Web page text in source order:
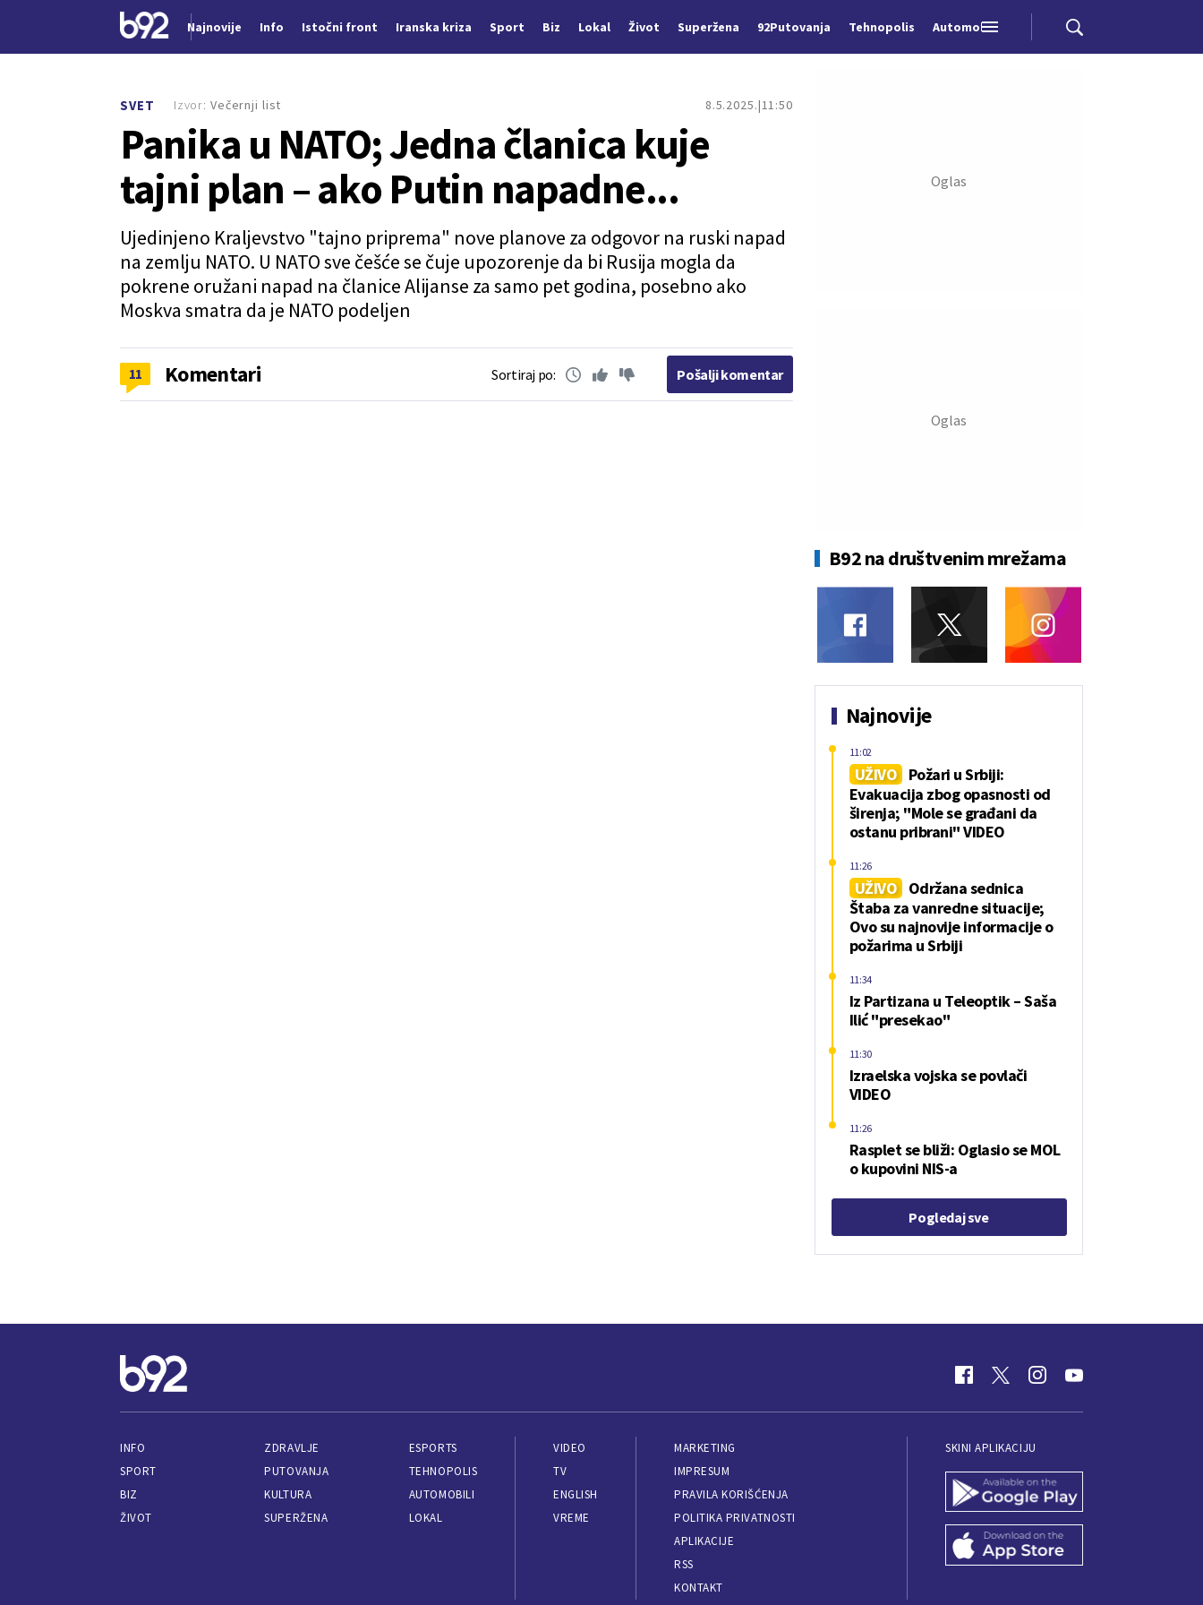
Najnovije Info Istočni front Iranska kriza Sport Biz Lokal Život Superžena 92Putovanja Tehnopolis Automobili
SVET 8.5.2025. 11:50
Panika u NATO; Jedna članica kuje
tajni plan – ako Putin napadne...
Ujedinjeno Kraljevstvo "tajno priprema" nove planove za odgovor na ruski napad
na zemlju NATO. U NATO sve češće se čuje upozorenje da bi Rusija mogla da
pokrene oružani napad na članice Alijanse za samo pet godina, posebno ako
Moskva smatra da je NATO podeljen
Izvor: Večernji list
11 Komentari Sortiraj po: Pošalji komentar
B92 na društvenim mrežama
Najnovije
UŽIVO
Požari u Srbiji:
Evakuacija zbog opasnosti od
širenja; "Mole se građani da
ostanu pribrani" VIDEO
11:02
UŽIVO
Održana sednica
Štaba za vanredne situacije;
Ovo su najnovije informacije o
požarima u Srbiji
11:26
Iz Partizana u Teleoptik – Saša
Ilić "presekao"
11:34
Izraelska vojska se povlači
VIDEO
11:30
Rasplet se bliži: Oglasio se MOL
o kupovini NIS-a
11:26
Pogledaj sve
INFO
SPORT
BIZ
ŽIVOT
ZDRAVLJE
PUTOVANJA
KULTURA
SUPERŽENA
ESPORTS
TEHNOPOLIS
AUTOMOBILI
LOKAL
VIDEO
TV
ENGLISH
VREME
MARKETING
IMPRESUM
PRAVILA KORIŠĆENJA
POLITIKA PRIVATNOSTI
APLIKACIJE
RSS
KONTAKT
SKINI APLIKACIJU